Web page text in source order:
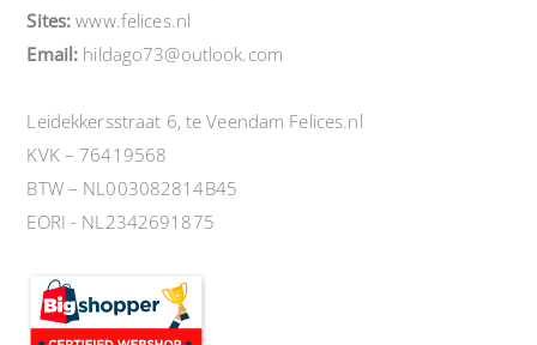
Sites: www.felices.nl
Email: hildago73@outlook.com
Leidekkersstraat 6, te Veendam Felices.nl
KVK – 76419568
BTW – NL003082814B45
EORI - NL2342691875